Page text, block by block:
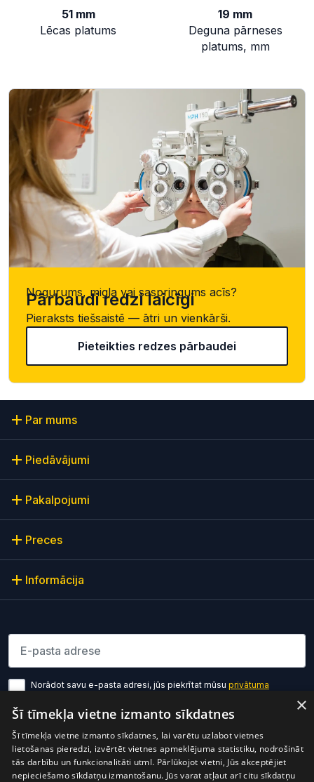
51 mm
Lēcas platums
19 mm
Deguna pārneses
platums, mm
Nogurums, migla vai saspringums acīs?
Pārbaudi redzi laicīgi
Pieraksts tiešsaistē — ātri un vienkārši.
Pieteikties redzes pārbaudei
Par mums
Piedāvājumi
Pakalpojumi
Preces
Informācija
Lūdzu ievadiet e-pasta adresi
Norādot savu e-pasta adresi, jūs piekrītat mūsu privātuma
Pierakstīties
×
Šī tīmekļa vietne izmanto sīkdatnes
Šī tīmekļa vietne izmanto sīkdatnes, lai varētu uzlabot vietnes
lietošanas pieredzi, izvērtēt vietnes apmeklējuma statistiku, nodrošināt
tās darbību un funkcionalitāti utml. Pārlūkojot vietni, Jūs akceptējiet
nepieciešamo sīkdatņu izmantošanu. Jūs varat atļaut arī citu sīkdatņu